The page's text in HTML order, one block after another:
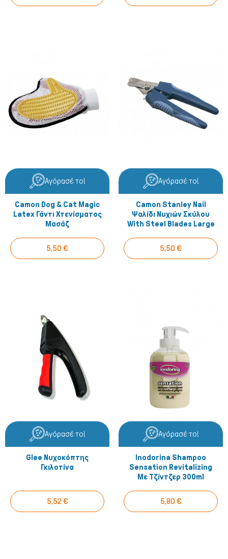
Αγόρασέ το!
Camon Dog & Cat Magic
Latex Γάντι Χτενίσματος
Μασάζ
5,50 €
Αγόρασέ το!
Camon Stanley Nail
Ψαλίδι Νυχιών Σκύλου
With Steel Blades Large
5,50 €
Αγόρασέ το!
Glee Νυχοκόπτης
Γκιλοτίνα
5,52 €
Αγόρασέ το!
Inodorina Shampoo
Sensation Revitalizing
Με Τζίντζερ 300ml
5,80 €